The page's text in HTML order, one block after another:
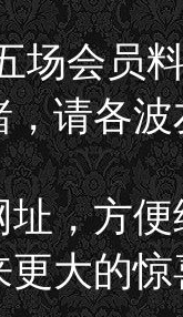
场会员
，请各波
，方
大的惊